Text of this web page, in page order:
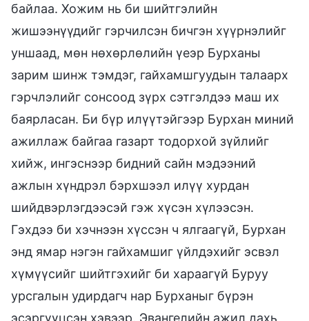
байлаа. Хожим нь би шийтгэлийн
жишээнүүдийг гэрчилсэн бичгэн хүүрнэлийг
уншаад, мөн нөхөрлөлийн үеэр Бурханы
зарим шинж тэмдэг, гайхамшгуудын талаарх
гэрчлэлийг сонсоод зүрх сэтгэлдээ маш их
баярласан. Би бүр илүүтэйгээр Бурхан миний
ажиллаж байгаа газарт тодорхой зүйлийг
хийж, ингэснээр бидний сайн мэдээний
ажлын хүндрэл бэрхшээл илүү хурдан
шийдвэрлэгдээсэй гэж хүсэн хүлээсэн.
Гэхдээ би хэчнээн хүссэн ч ялгаагүй, Бурхан
энд ямар нэгэн гайхамшиг үйлдэхийг эсвэл
хүмүүсийг шийтгэхийг би хараагүй Буруу
урсгалын удирдагч нар Бурханыг бүрэн
эсэргүүцсэн хэвээр, Эвангелийн ажил дахь